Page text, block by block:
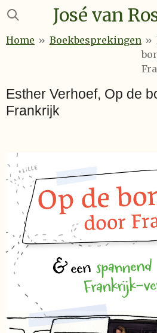
Ga
naar
José van
Home » Boekbesprekingen »
Esther Verhoef, Op de
Frankrijk